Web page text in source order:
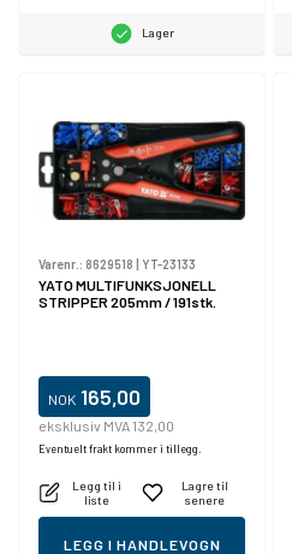
Lager
Varenr.: 8629518 | YT-23133
YATO MULTIFUNKSJONELL
STRIPPER 205mm / 191stk.
NOK 165,00
eksklusiv MVA 132,00
Eventuelt frakt kommer i tillegg.
Legg til i
liste
Lagre til
senere
LEGG I HANDLEVOGN